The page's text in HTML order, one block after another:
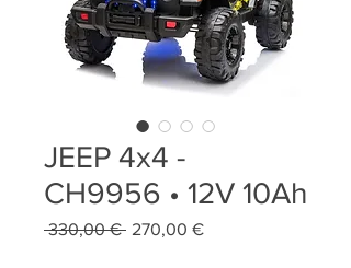
JEEP 4x4 -
CH9956 • 12V 10Ah
330,00 € Prix
270,00 €Prix